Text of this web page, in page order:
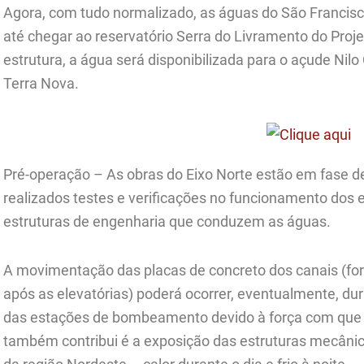
Agora, com tudo normalizado, as águas do São
até chegar ao reservatório Serra do Livramento do
estrutura, a água será disponibilizada para o açude
Terra Nova.
Pré-operação – As obras do Eixo Norte estão em fase
realizados testes e verificações no funcionamento dos
estruturas de engenharia que conduzem as águas.
A movimentação das placas de concreto dos canais
após as elevatórias) poderá ocorrer, eventualmente,
das estações de bombeamento devido à força com
também contribui é a exposição das estruturas